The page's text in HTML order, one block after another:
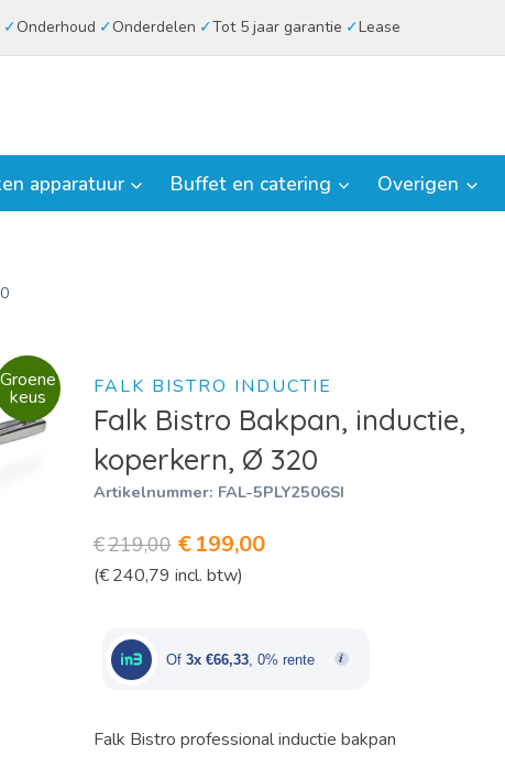
Onderhoud Onderdelen Tot 5 jaar garantie Lease
apparatuur Buffet en catering Overigen
Groene
keus FALK BISTRO INDUCTIE
Falk Bistro Bakpan, inductie,
koperkern, Ø 320
Artikelnummer: FAL-5PLY2506SI
€219,00 Oorspronkelijke
prijs
€219,00.
€ 199,00Huidige
€199,00.
(€ 240,79 incl. btw)
Of 3x €66,33, 0% rente
Falk Bistro professional inductie bakpan